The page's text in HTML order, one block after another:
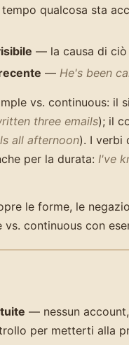
qualcosa sta
— la causa di ciò
— He's been
vs. continuous: il
three emails); il
all afternoon). I
per la durata: I've
le forme, le
continuous con
— nessun
per metterti alla